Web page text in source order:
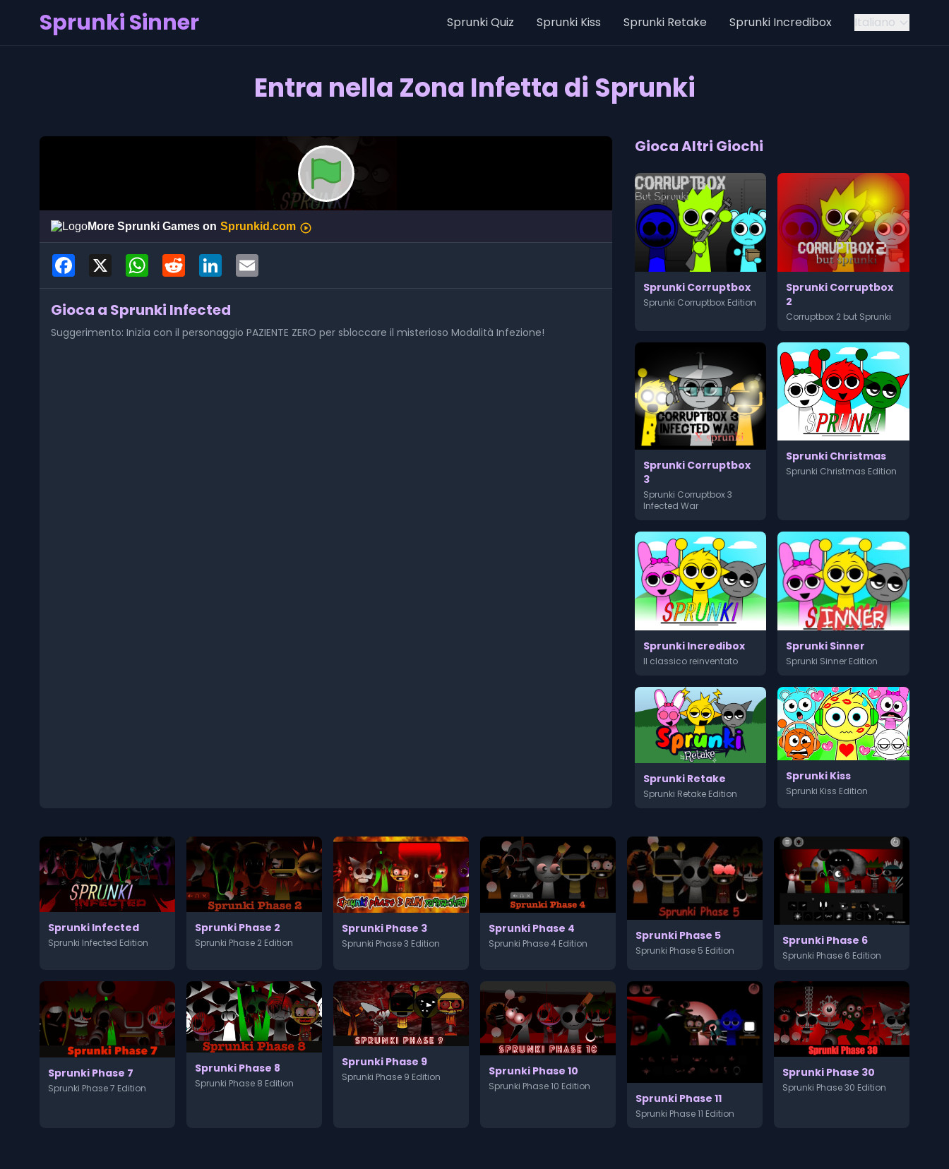
Sprunki Sinner Sprunki Quiz Sprunki Kiss Sprunki Retake Sprunki Incredibox Italiano
Entra nella Zona Infetta di Sprunki
Facebook WhatsAppReddit LinkedIn
Gioca a Sprunki Infected
Suggerimento: Inizia con il personaggio PAZIENTE ZERO per sbloccare il misterioso Modalità Infezione!
Gioca Altri Giochi
Sprunki Corruptbox
Sprunki Corruptbox Edition
Sprunki Corruptbox
2
Corruptbox 2 but Sprunki
Sprunki Corruptbox
3
Sprunki Corruptbox 3
Infected War
Sprunki Christmas
Sprunki Christmas Edition
Sprunki Incredibox
Il classico reinventato
Sprunki Sinner
Sprunki Sinner Edition
Sprunki Retake
Sprunki Retake Edition
Sprunki Kiss
Sprunki Kiss Edition
Sprunki Infected
Sprunki Infected Edition
Sprunki Phase 2
Sprunki Phase 2 Edition
Sprunki Phase 3
Sprunki Phase 3 Edition
Sprunki Phase 4
Sprunki Phase 4 Edition
Sprunki Phase 5
Sprunki Phase 5 Edition
Sprunki Phase 6
Sprunki Phase 6 Edition
Sprunki Phase 7
Sprunki Phase 7 Edition
Sprunki Phase 8
Sprunki Phase 8 Edition
Sprunki Phase 9
Sprunki Phase 9 Edition Sprunki Phase 10
Sprunki Phase 10 Edition
Sprunki Phase 11
Sprunki Phase 11 Edition
Sprunki Phase 30
Sprunki Phase 30 Edition